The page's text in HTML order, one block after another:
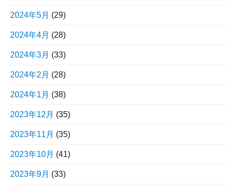
2024年5月 (29)
2024年4月 (28)
2024年3月 (33)
2024年2月 (28)
2024年1月 (38)
2023年12月 (35)
2023年11月 (35)
2023年10月 (41)
2023年9月 (33)